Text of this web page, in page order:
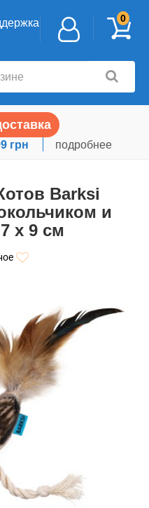
0
грн подробнее
Barksi
и
x 9 см